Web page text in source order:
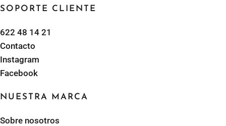
SOPORTE CLIENTE
622 48 14 21
Contacto
Instagram
Facebook
NUESTRA MARCA
Sobre nosotros